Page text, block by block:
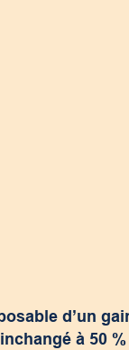
d’un
à 50